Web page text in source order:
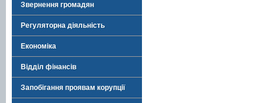
Звернення громадян
Регуляторна діяльність
Економіка
Відділ фінансів
Запобігання проявам корупції